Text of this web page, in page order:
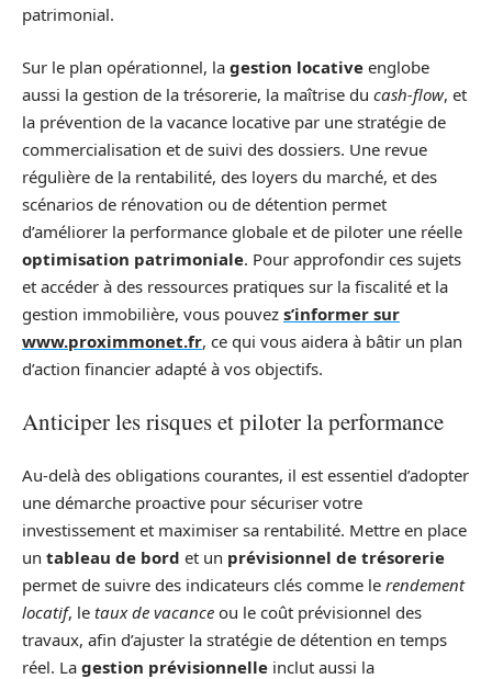
patrimonial.
Sur le plan opérationnel, la gestion locative englobe
aussi la gestion de la trésorerie, la maîtrise du cash-flow, et
la prévention de la vacance locative par une stratégie de
commercialisation et de suivi des dossiers. Une revue
régulière de la rentabilité, des loyers du marché, et des
scénarios de rénovation ou de détention permet
d’améliorer la performance globale et de piloter une réelle
optimisation patrimoniale. Pour approfondir ces sujets
et accéder à des ressources pratiques sur la fiscalité et la
gestion immobilière, vous pouvez s’informer sur
www.proximmonet.fr, ce qui vous aidera à bâtir un plan
d’action financier adapté à vos objectifs.
Anticiper les risques et piloter la performance
Au-delà des obligations courantes, il est essentiel d’adopter
une démarche proactive pour sécuriser votre
investissement et maximiser sa rentabilité. Mettre en place
un tableau de bord et un prévisionnel de trésorerie
permet de suivre des indicateurs clés comme le rendement
locatif, le taux de vacance ou le coût prévisionnel des
travaux, afin d’ajuster la stratégie de détention en temps
réel. La gestion prévisionnelle inclut aussi la